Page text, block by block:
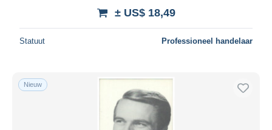
± US$ 18,49
Statuut Professioneel handelaar
Nieuw